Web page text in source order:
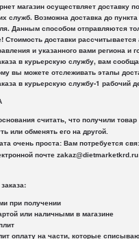
магазин осуществляет доставку
служб. Возможна доставка до
Данным способом отправляются
Стоимость доставки рассчитывается
и указанного вами региона и
в курьерскую службу, вам
вы можете отслеживать этапы
в курьерскую службу-1 рабочий
считать, что получили товар
или обменять его на другой.
очень проста: Вам потребуется
почте
при получении
или наличными в магазине
оплату на части, которые